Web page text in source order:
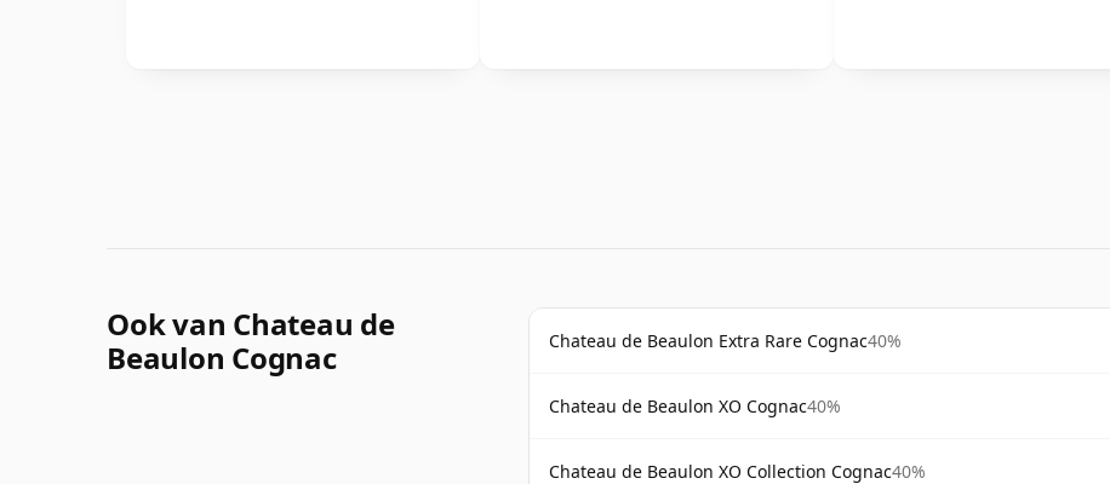
Ook van Chateau de
Beaulon Cognac
Chateau de Beaulon Extra Rare Cognac40%
Chateau de Beaulon XO Cognac40%
Chateau de Beaulon XO Collection Cognac40%